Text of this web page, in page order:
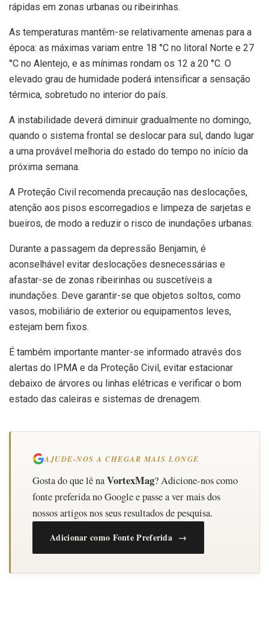
rápidas em zonas urbanas ou ribeirinhas.
As temperaturas mantêm-se relativamente amenas para a
época: as máximas variam entre 18 °C no litoral Norte e 27
°C no Alentejo, e as mínimas rondam os 12 a 20 °C. O
elevado grau de humidade poderá intensificar a sensação
térmica, sobretudo no interior do país.
A instabilidade deverá diminuir gradualmente no domingo,
quando o sistema frontal se deslocar para sul, dando lugar
a uma provável melhoria do estado do tempo no início da
próxima semana.
A Proteção Civil recomenda precaução nas deslocações,
atenção aos pisos escorregadios e limpeza de sarjetas e
bueiros, de modo a reduzir o risco de inundações urbanas.
Durante a passagem da depressão Benjamin, é
aconselhável evitar deslocações desnecessárias e
afastar-se de zonas ribeirinhas ou suscetíveis a
inundações. Deve garantir-se que objetos soltos, como
vasos, mobiliário de exterior ou equipamentos leves,
estejam bem fixos.
É também importante manter-se informado através dos
alertas do IPMA e da Proteção Civil, evitar estacionar
debaixo de árvores ou linhas elétricas e verificar o bom
estado das caleiras e sistemas de drenagem.
AJUDE-NOS A CHEGAR MAIS LONGE
Gosta do que lê naVortexMag? Adicione-nos como
fonte preferida no Google e passe a ver mais dos
nossos artigos nos seus resultados de pesquisa.
Adicionar como Fonte Preferida →